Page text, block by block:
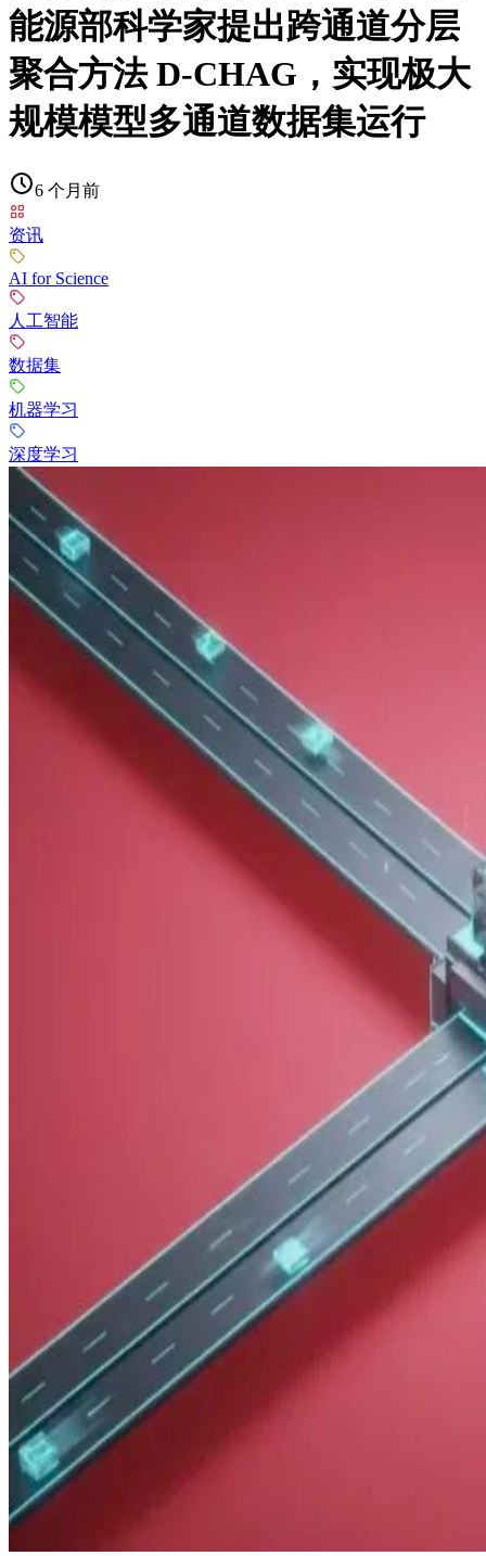
能源部科学家提出跨通道分层
聚合方法 D-CHAG，实现极大
规模模型多通道数据集运行
6 个月前
资讯
AI for Science
人工智能
数据集
机器学习
深度学习